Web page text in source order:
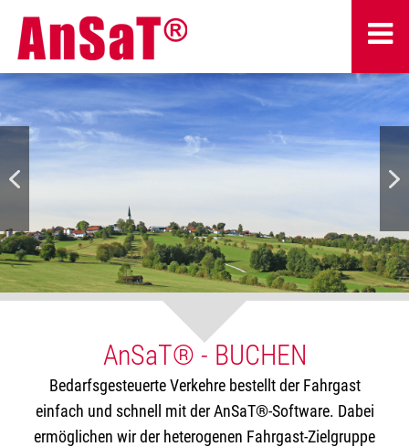
AnSaT® - BUCHEN
Bedarfsgesteuerte Verkehre bestellt der Fahrgast
einfach und schnell mit der AnSaT®-Software. Dabei
ermöglichen wir der heterogenen Fahrgast-Zielgruppe